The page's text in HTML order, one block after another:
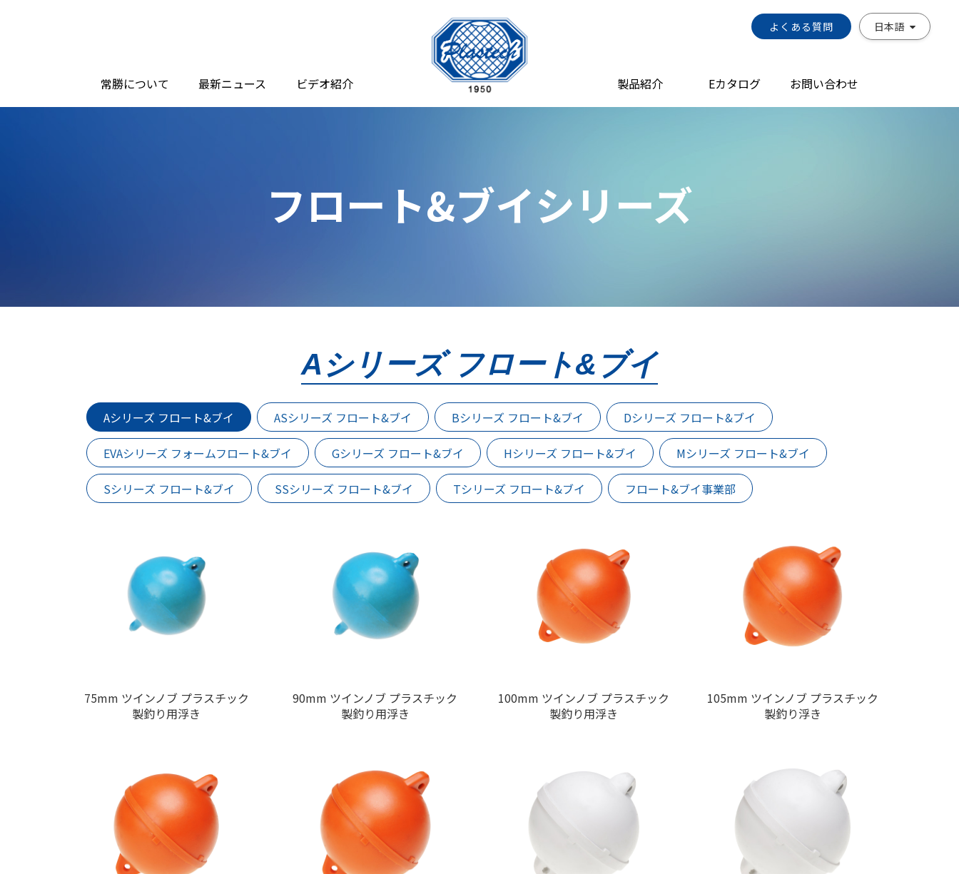
よくある質問 日本語
常勝について 最新ニュース ビデオ紹介 製品紹介 Eカタログ お問い合わせ
フロート&ブイシリーズ
Aシリーズ フロート&ブイ
Aシリーズ フロート&ブイ ASシリーズ フロート&ブイ Bシリーズ フロート&ブイ Dシリーズ フロート&ブイ
EVAシリーズ フォームフロート&ブイ Gシリーズ フロート&ブイ Hシリーズ フロート&ブイ Mシリーズ フロート&ブイ
Sシリーズ フロート&ブイ SSシリーズ フロート&ブイ Tシリーズ フロート&ブイ フロート&ブイ事業部
75mm ツインノブ プラスチック
製釣り用浮き
90mm ツインノブ プラスチック
製釣り用浮き
100mm ツインノブ プラスチック
製釣り用浮き
105mm ツインノブ プラスチック
製釣り浮き